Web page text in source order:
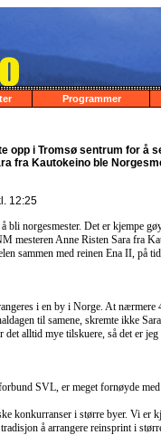
Programmer
opp i Tromsø sentrum for å
fra Kautokeino ble
12:25
bli norgesmester. Det er kjempe
mesteren Anne Risten Sara fra
sammen med reinen Ena II, på
i en by i Norge. At
til samene, skremte ikke
det alltid mye tilskuere, så det er
SVL, er meget fornøyde
konkurranser i større byer. Vi er
å arrangere reinsprint i